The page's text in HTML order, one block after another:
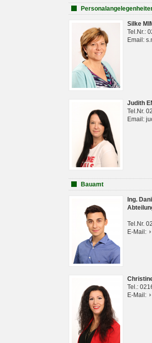
Silke
Tel.Nr.:
Email:
Judith
Tel.Nr.
Email:
Bauamt
Ing.
Tel.Nr.
E-Mail:
Tel.:
E-Mail: